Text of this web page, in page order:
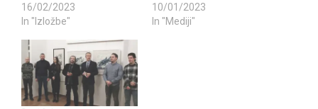
16/02/2023
In "Izložbe"
10/01/2023
In "Mediji"